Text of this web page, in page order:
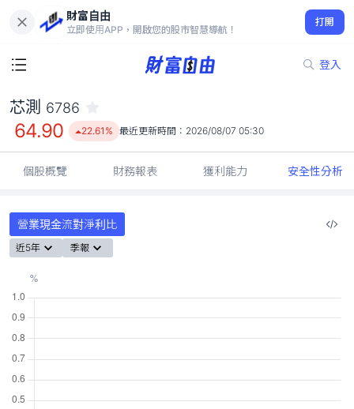
財富自由
立即使用APP，開啟您的股市智慧導航！
打開
登入
64.90
22.61%
芯測 6786
64.90 22.61% 最近更新時間： 2026/08/07 05:30
個股概覽 財務報表 獲利能力 安全性分析
營業現金流對淨利比
近5年 季報